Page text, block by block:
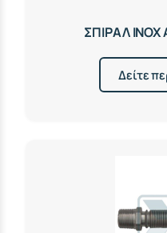
ΣΠΙΡΑΛ
Δείτε